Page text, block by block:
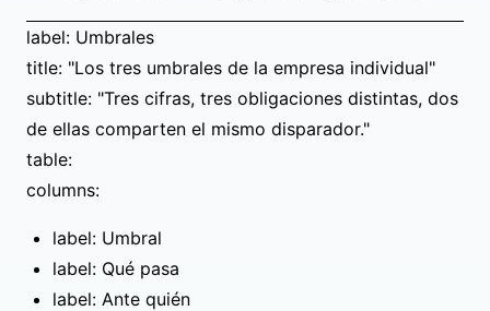
label: Umbrales
title: "Los tres umbrales de la empresa individual"
subtitle: "Tres cifras, tres obligaciones distintas, dos
de ellas comparten el mismo disparador."
table:
columns:
label: Umbral
label: Qué pasa
label: Ante quién